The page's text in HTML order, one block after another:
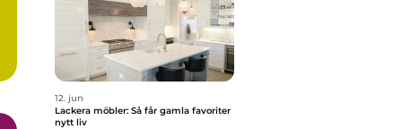
12. jun
Lackera möbler: Så får gamla favoriter
nytt liv